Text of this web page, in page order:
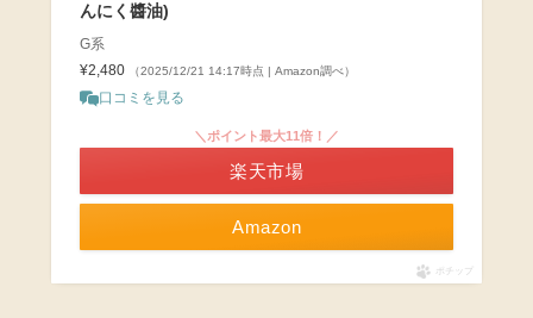
んにく醬油)
G系
¥2,480
（2025/12/21 14:17時点 | Amazon調べ）
口コミを見る
Amazon
＼ポイント最大11倍！／
楽天市場
ポチップ